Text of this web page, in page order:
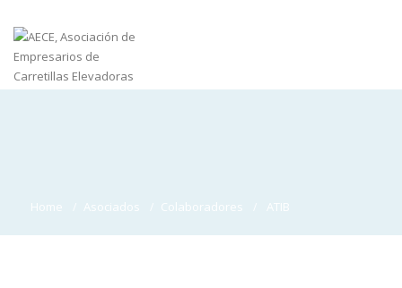
Home Asociados Colaboradores ATIB